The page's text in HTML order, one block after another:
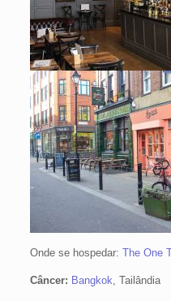
Onde se hospedar: The One
Câncer: Bangkok, Tailândia